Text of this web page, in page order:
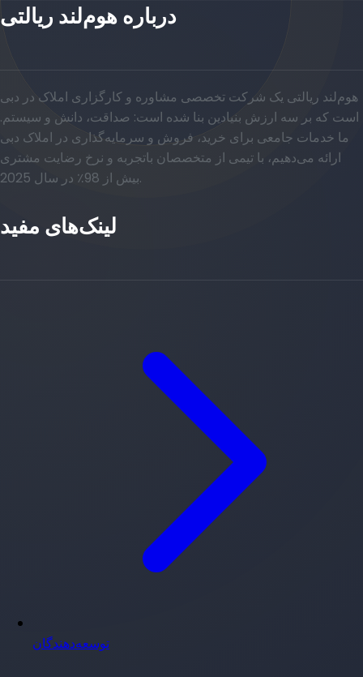
درباره هوم‌لند ریالتی
هوم‌لند ریالتی یک شرکت تخصصی مشاوره و کارگزاری املاک در دبی
است که بر سه ارزش بنیادین بنا شده است: صداقت، دانش و سیستم.
ما خدمات جامعی برای خرید، فروش و سرمایه‌گذاری در املاک دبی
ارائه می‌دهیم، با تیمی از متخصصان باتجربه و نرخ رضایت مشتری
بیش از 98٪ در سال 2025.
لینک‌های مفید
توسعه‌دهندگان